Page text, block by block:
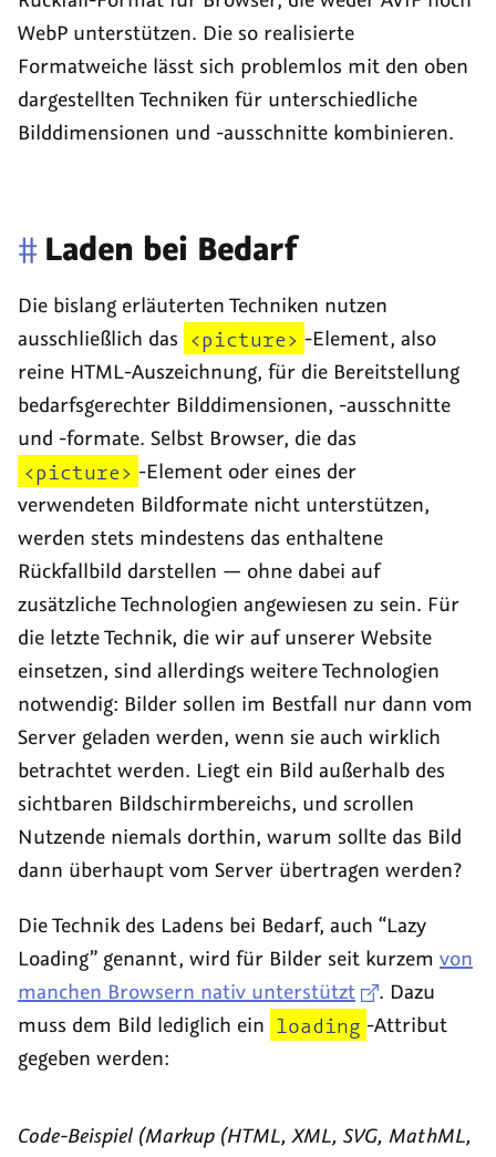
WebP unterstützen. Die so realisierte
Formatweiche lässt sich problemlos mit den oben
dargestellten Techniken für unterschiedliche
Bilddimensionen und -ausschnitte kombinieren.
# Laden bei Bedarf
Die bislang erläuterten Techniken nutzen
ausschließlich das <picture> -Element, also
reine HTML-Auszeichnung, für die Bereitstellung
bedarfsgerechter Bilddimensionen, -ausschnitte
und -formate. Selbst Browser, die das
<picture> -Element oder eines der
verwendeten Bildformate nicht unterstützen,
werden stets mindestens das enthaltene
Rückfallbild darstellen — ohne dabei auf
zusätzliche Technologien angewiesen zu sein. Für
die letzte Technik, die wir auf unserer Website
einsetzen, sind allerdings weitere Technologien
notwendig: Bilder sollen im Bestfall nur dann vom
Server geladen werden, wenn sie auch wirklich
betrachtet werden. Liegt ein Bild außerhalb des
sichtbaren Bildschirmbereichs, und scrollen
Nutzende niemals dorthin, warum sollte das Bild
dann überhaupt vom Server übertragen werden?
Die Technik des Ladens bei Bedarf, auch
Lazy
Loading genannt, wird für Bilder seit kurzem von
manchen Browsern nativ unterstützt
. Dazu
muss dem Bild lediglich ein loading -Attribut
gegeben werden:
Code-Beispiel (Markup (HTML, XML, SVG, MathML,